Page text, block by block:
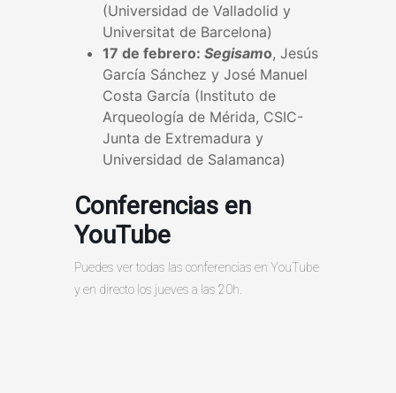
(Universidad de Valladolid y
Universitat de Barcelona)
17 de febrero: Segisamo, Jesús
García Sánchez y José Manuel
Costa García (Instituto de
Arqueología de Mérida, CSIC-
Junta de Extremadura y
Universidad de Salamanca)
Conferencias en
YouTube
Puedes ver todas las conferencias en YouTube
y en directo los jueves a las 20h.